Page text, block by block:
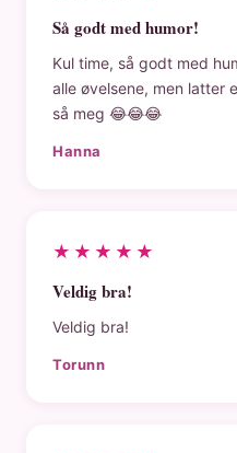
Så godt med humor!
Kul time, så godt med
alle øvelsene, men latter
så meg 😂😂😂
Hanna
★★★★★
Veldig bra!
Veldig bra!
Torunn